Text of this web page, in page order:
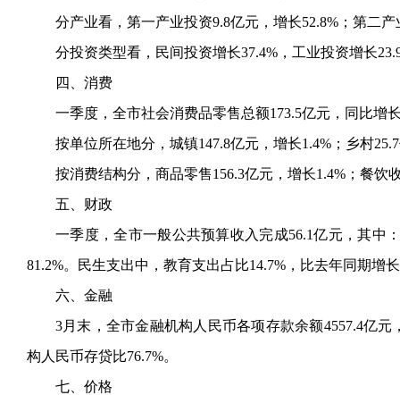
分产业看，第一产业投资9.8亿元，增长52.8%；第二
分投资类型看，民间投资增长37.4%，工业投资增长
四、消费
一季度，全市社会消费品零售总额173.5亿元，同比增
按单位所在地分，城镇147.8亿元，增长1.4%；乡村
按消费结构分，商品零售156.3亿元，增长1.4%；餐饮
五、财政
一季度，全市一般公共预算收入完成56.1亿元，其中
81.2%。民生支出中，教育支出占比14.7%，比去年同期增
六、金融
3月末，全市金融机构人民币各项存款余额4557.4亿
构人民币存贷比76.7%。
七、价格